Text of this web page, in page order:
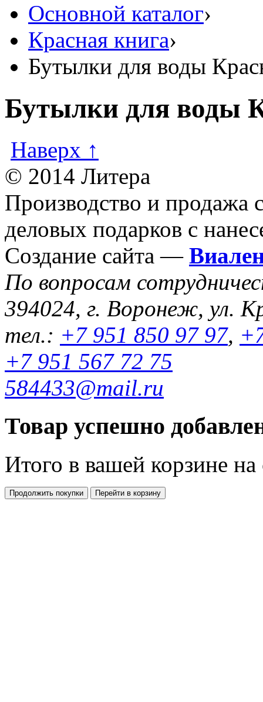
Основной каталог›
Красная книга›
Бутылки для воды
Бутылки для воды
Наверх ↑
© 2014 Литера
Производство и продажа
деловых подарков с
Создание сайта —
По вопросам
394024, г. Воронеж, ул.
тел.: +7 951 850 97 97,
+7 951 567 72 75
584433@mail.ru
Товар успешно
Итого в вашей корзине
Продолжить покупки Перейти в корзину